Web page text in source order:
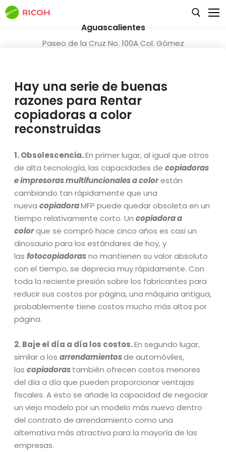
Main Home
Tienda
Single Product
Tienda
Favoritos
My Cart
Blog
Blog Grid
Blog Left Sidebar
Blog No Sidebar
Blog Right Sidebar
Pages
About
Contáctanos | Aguascalientes | Zacatecas | León |
Guanajuato
404 Not Found
Aguascalientes
Paseo de la Cruz No. 100A Col. Gómez
970 6455 (449) 970 5055
Hay una serie de buenas
razones para Rentar
copiadoras a color
reconstruidas
1. Obsolescencia.En primer lugar, al igual que otros
de alta tecnología, las capacidades de copiadoras
e impresoras multifuncionales a colorestán
cambiando tan rápidamente que una
nueva copiadoraMFP puede quedar obsoleta en un
tiempo relativamente corto. Un copiadora a
colorque se compró hace cinco años es casi un
dinosaurio para los estándares de hoy, y
las fotocopiadorasno mantienen su valor absoluto
con el tiempo, se deprecia muy rápidamente. Con
toda la reciente presión sobre los fabricantes para
reducir sus costos por página, una máquina antigua,
probablemente tiene costos mucho más altos por
página.
2. Baje el día a día los costos.En segundo lugar,
similar a los arrendamientosde automóviles,
las copiadorastambién ofrecen costos menores
del día a día que pueden proporcionar ventajas
fiscales. A esto se añade la capacidad de negociar
un viejo modelo por un modelo más nuevo dentro
del contrato de arrendamiento como una
alternativa más atractiva para la mayoría de las
empresas.